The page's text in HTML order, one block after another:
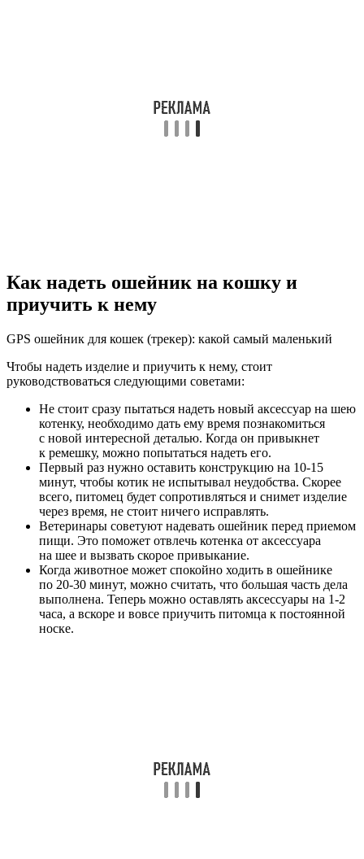
Как надеть ошейник на кошку и
приучить к нему
GPS ошейник для кошек (трекер): какой самый маленький
Чтобы надеть изделие и приучить к нему, стоит
руководствоваться следующими советами:
Не стоит сразу пытаться надеть новый аксессуар на шею
котенку, необходимо дать ему время познакомиться
с новой интересной деталью. Когда он привыкнет
к ремешку, можно попытаться надеть его.
Первый раз нужно оставить конструкцию на 10-15
минут, чтобы котик не испытывал неудобства. Скорее
всего, питомец будет сопротивляться и снимет изделие
через время, не стоит ничего исправлять.
Ветеринары советуют надевать ошейник перед приемом
пищи. Это поможет отвлечь котенка от аксессуара
на шее и вызвать скорое привыкание.
Когда животное может спокойно ходить в ошейнике
по 20-30 минут, можно считать, что большая часть дела
выполнена. Теперь можно оставлять аксессуары на 1-2
часа, а вскоре и вовсе приучить питомца к постоянной
носке.